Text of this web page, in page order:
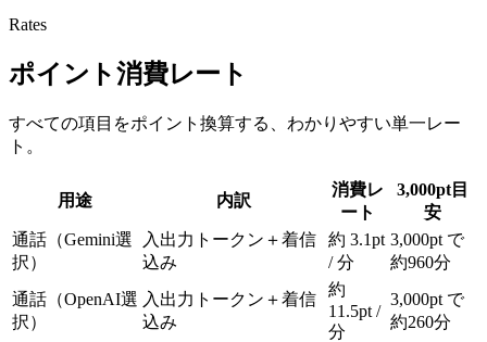
Rates
ポイント消費レート
すべての項目をポイント換算する、わかりやすい単一レー
ト。
用途 内訳
消費レ
ート
3,000pt目
安
通話（Gemini選
択）
入出力トークン＋着信
込み
約 3.1pt
/ 分
3,000pt で
約960分
通話（OpenAI選
択）
入出力トークン＋着信
込み
約
11.5pt /
分
3,000pt で
約260分